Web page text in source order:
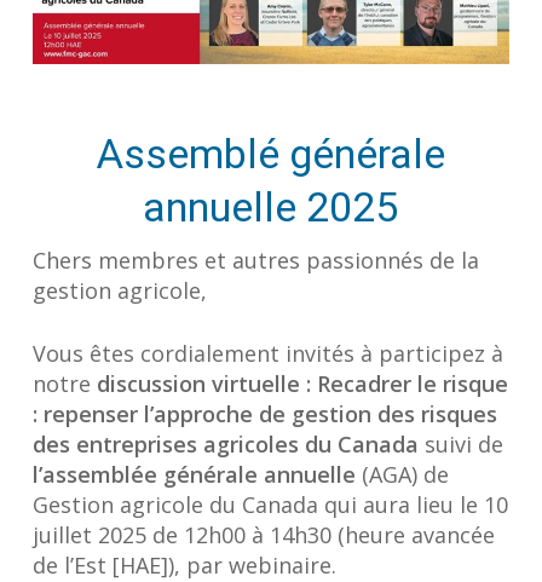
Assemblé générale
annuelle 2025
Chers membres et autres passionnés de la
gestion agricole,
Vous êtes cordialement invités à participez à
notre discussion virtuelle : Recadrer le risque
: repenser l’approche de gestion des risques
des entreprises agricoles du Canada suivi de
l’assemblée générale annuelle (AGA) de
Gestion agricole du Canada qui aura lieu le 10
juillet 2025 de 12h00 à 14h30 (heure avancée
de l’Est [HAE]), par webinaire.